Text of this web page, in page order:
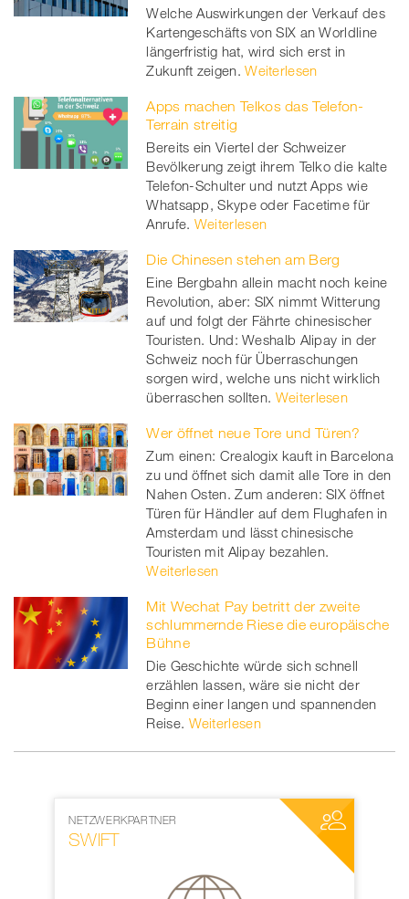
Welche Auswirkungen der Verkauf des
Kartengeschäfts von SIX an Worldline
längerfristig hat, wird sich erst in
Zukunft zeigen. Weiterlesen
Apps machen Telkos das Telefon-
Terrain streitig
Bereits ein Viertel der Schweizer
Bevölkerung zeigt ihrem Telko die kalte
Telefon-Schulter und nutzt Apps wie
Whatsapp, Skype oder Facetime für
Anrufe. Weiterlesen
Die Chinesen stehen am Berg
Eine Bergbahn allein macht noch keine
Revolution, aber: SIX nimmt Witterung
auf und folgt der Fährte chinesischer
Touristen. Und: Weshalb Alipay in der
Schweiz noch für Überraschungen
sorgen wird, welche uns nicht wirklich
überraschen sollten. Weiterlesen
Wer öffnet neue Tore und Türen?
Zum einen: Crealogix kauft in Barcelona
zu und öffnet sich damit alle Tore in den
Nahen Osten. Zum anderen: SIX öffnet
Türen für Händler auf dem Flughafen in
Amsterdam und lässt chinesische
Touristen mit Alipay bezahlen.
Weiterlesen
Mit Wechat Pay betritt der zweite
schlummernde Riese die europäische
Bühne
Die Geschichte würde sich schnell
erzählen lassen, wäre sie nicht der
Beginn einer langen und spannenden
Reise. Weiterlesen
NETZWERKPARTNER
SWIFT